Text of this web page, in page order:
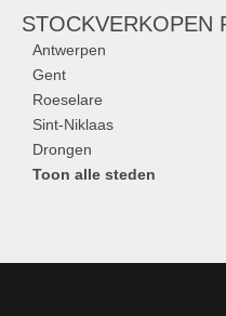
STOCKVERKOPEN
Antwerpen
Gent
Roeselare
Sint-Niklaas
Drongen
Toon alle steden